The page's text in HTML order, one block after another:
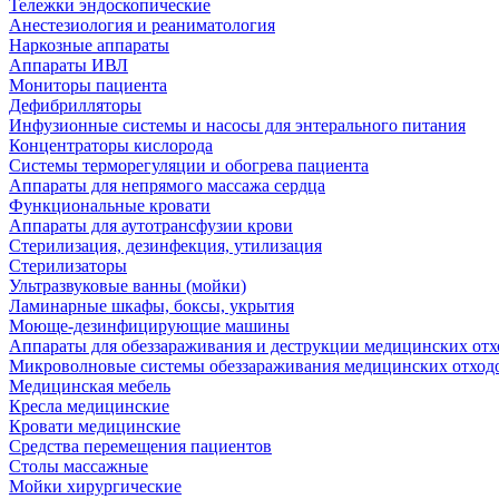
Тележки эндоскопические
Анестезиология и реаниматология
Наркозные аппараты
Аппараты ИВЛ
Мониторы пациента
Дефибрилляторы
Инфузионные системы и насосы для энтерального питания
Концентраторы кислорода
Системы терморегуляции и обогрева пациента
Аппараты для непрямого массажа сердца
Функциональные кровати
Аппараты для аутотрансфузии крови
Стерилизация, дезинфекция, утилизация
Стерилизаторы
Ультразвуковые ванны (мойки)
Ламинарные шкафы, боксы, укрытия
Моюще-дезинфицирующие машины
Аппараты для обеззараживания и деструкции медицинских
Микроволновые системы обеззараживания медицинских
Медицинская мебель
Кресла медицинские
Кровати медицинские
Средства перемещения пациентов
Столы массажные
Мойки хирургические